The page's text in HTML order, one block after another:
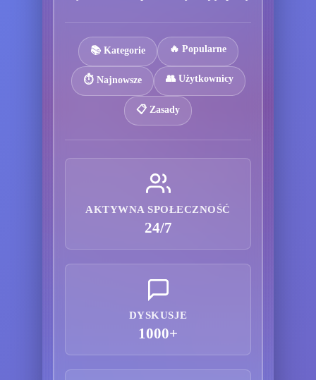
📚 Kategorie 🔥 Popularne
⏱️ Najnowsze 👥 Użytkownicy
📋 Zasady
AKTYWNA SPOŁECZNOŚĆ
24/7
DYSKUSJE
1000+